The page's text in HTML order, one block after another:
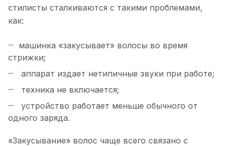
стилисты сталкиваются с такими проблемами,
как:
машинка «закусывает» волосы во время
стрижки;
аппарат издает нетипичные звуки при работе;
техника не включается;
устройство работает меньше обычного от
одного заряда.
«Закусывание» волос чаще всего связано с